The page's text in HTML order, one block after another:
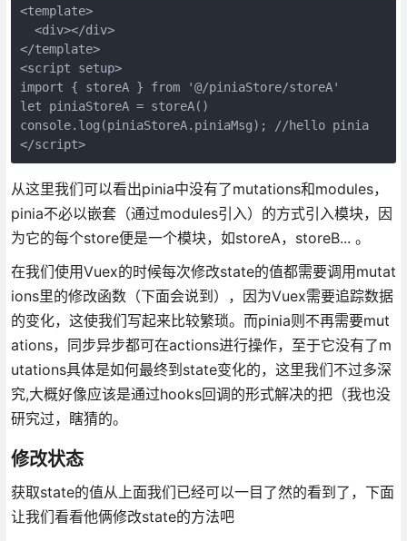
<template>
<div></div>
</template>
<script setup>
import { storeA } from '@/piniaStore/storeA'
let piniaStoreA = storeA()
console.log(piniaStoreA.piniaMsg); //hello pinia
</script>
从这里我们可以看出pinia中没有了mutations和modules，
pinia不必以嵌套（通过modules引入）的方式引入模块，因
为它的每个store便是一个模块，如storeA，storeB... 。
在我们使用Vuex的时候每次修改state的值都需要调用mutat
ions里的修改函数（下面会说到），因为Vuex需要追踪数据
的变化，这使我们写起来比较繁琐。而pinia则不再需要mut
ations，同步异步都可在actions进行操作，至于它没有了m
utations具体是如何最终到state变化的，这里我们不过多深
究,大概好像应该是通过hooks回调的形式解决的把（我也没
研究过，瞎猜的。
修改状态
获取state的值从上面我们已经可以一目了然的看到了，下面
让我们看看他俩修改state的方法吧